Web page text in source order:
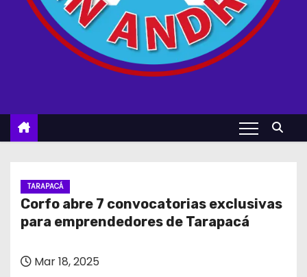
TARAPACÁ
Corfo abre 7 convocatorias exclusivas
para emprendedores de Tarapacá
Mar 18, 2025